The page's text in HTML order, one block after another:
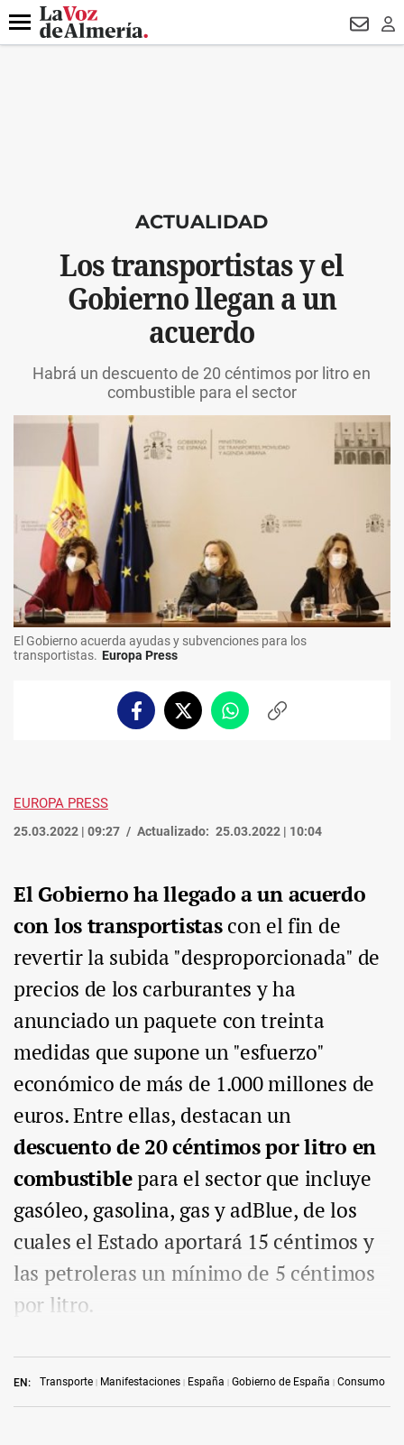
DESTACADO DRON UDA
Menú
ACTUALIDAD
Los transportistas y el
Gobierno llegan a un
acuerdo
Habrá un descuento de 20 céntimos por litro en
combustible para el sector
El Gobierno acuerda ayudas y subvenciones para los
transportistas. Europa Press
FacebookTwitterWhatsappCopiar
EUROPA PRESS
25.03.2022 | 09:27 Actualizado: 25.03.2022 | 10:04
EN: Transporte Manifestaciones España Gobierno de España Consumo
El Gobierno ha llegado a un acuerdo
con los transportistascon el fin de
revertir la subida "desproporcionada" de
precios de los carburantes y ha
anunciado un paquete con treinta
medidas que supone un "esfuerzo"
económico de más de 1.000 millones de
euros. Entre ellas, destacan un
descuento de 20 céntimos por litro en
combustiblepara el sector que incluye
gasóleo, gasolina, gas y adBlue, de los
cuales el Estado aportará 15 céntimos y
las petroleras un mínimo de 5 céntimos
por litro.